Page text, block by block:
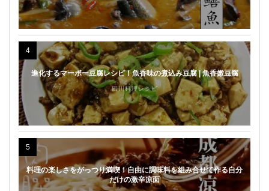
4
進化するマーボー豆腐レシピ！魚香味の煮込み豆腐 | 魚香嫩豆腐
四川料理レシピ
5
料理の楽しさをがっつり満喫！自由に調味料を組み合せて作る自分
だけの激辛凉面